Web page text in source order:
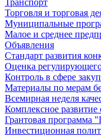
Торговля и торговая
Муниципальные
Малое и среднее
Объявления
Стандарт развития
Оценка
Контроль в сфере
Материалы по мерам
Всемирная неделя
Комплексное развитие
Грантовая программа
Инвестиционная